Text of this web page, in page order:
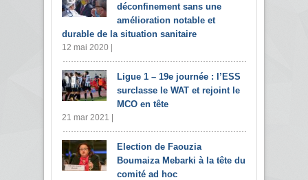
déconfinement sans une
amélioration notable et
durable de la situation sanitaire
12 mai 2020 |
Ligue 1 – 19e journée : l’ESS
surclasse le WAT et rejoint le
MCO en tête
21 mar 2021 |
Election de Faouzia
Boumaiza Mebarki à la tête du
comité ad hoc